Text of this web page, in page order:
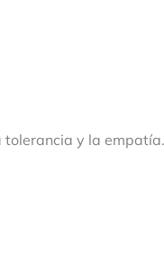
tolerancia y la